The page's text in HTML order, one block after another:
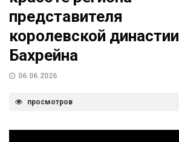
представителя
королевской династии
Бахрейна
06.06.2026
просмотров